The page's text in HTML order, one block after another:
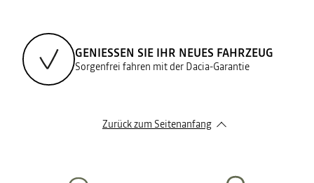
GENIESSEN SIE IHR NEUES FAHRZEUG
Sorgenfrei fahren mit der Dacia-Garantie
Zurück zum Seitenanfang